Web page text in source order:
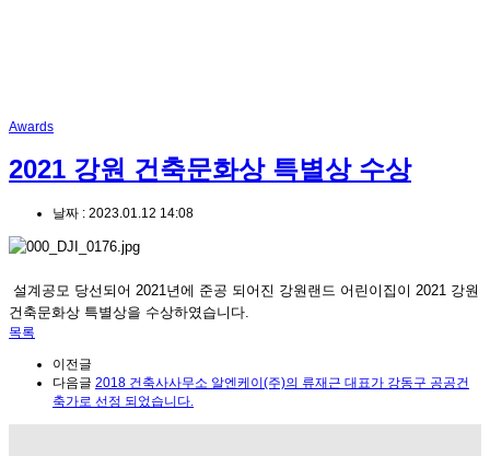
Awards
2021 강원 건축문화상 특별상 수상
날짜 : 2023.01.12 14:08
설계공모 당선되어 2021년에 준공 되어진 강원랜드 어린이집이 2021 강원
건축문화상 특별상을 수상하였습니다.
목록
이전글
다음글 2018 건축사사무소 알엔케이(주)의 류재근 대표가 강동구 공공건
축가로 선정 되었습니다.